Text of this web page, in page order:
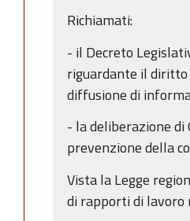
Richiamati:
- il Decreto
riguardante il diritto
diffusione di
- la deliberazione
prevenzione della
Vista la Legge
di rapporti di lavoro